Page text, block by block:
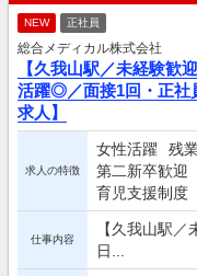
NEW 正社員
総合メディカル株式会社
【久我山駅／未経験歓
活躍◎／面接1回・正社
求人】
求人の特徴
女性活躍 残
第二新卒歓迎
育児支援制度
仕事内容
【久我山駅
日...